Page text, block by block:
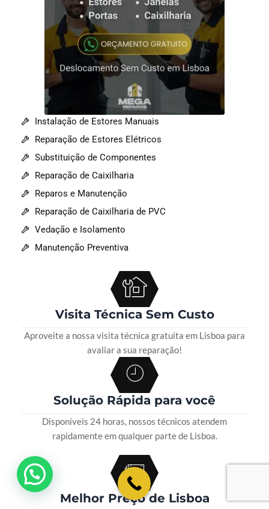
Instalação de Estores Manuais
Reparação de Estores Elétricos
Substituição de Componentes
Reparação de Caixilharia
Reparos e Manutenção
Reparação de Caixilharia de PVC
Vedação e Isolamento
Manutenção Preventiva
Visita Técnica Sem Custo
Aproveite a nossa visita técnica gratuita em Lisboa para
avaliar a sua reparação!
Solução Rápida para você
Disponíveis 24 horas, nossos técnicos atendem
rapidamente em qualquer parte de Lisboa.
Melhor Preço de Lisboa
💬 Como podemos ajudar?